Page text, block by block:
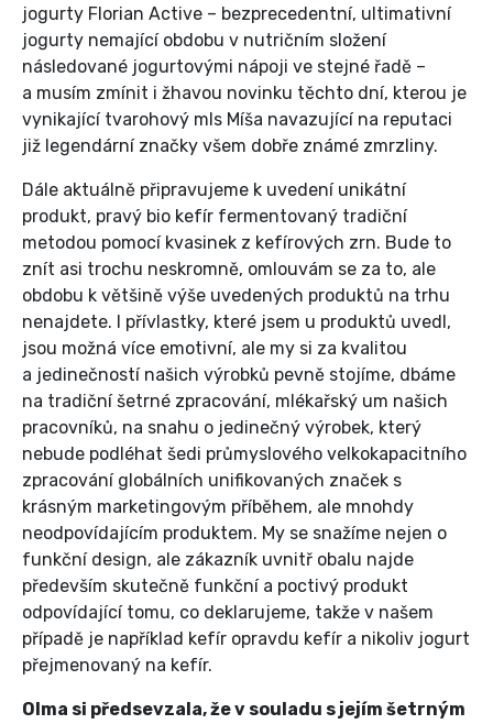
jogurty Florian Active – bezprecedentní, ultimativní
jogurty nemající obdobu v nutričním složení
následované jogurtovými nápoji ve stejné řadě –
a musím zmínit i žhavou novinku těchto dní, kterou je
vynikající tvarohový mls Míša navazující na reputaci
již legendární značky všem dobře známé zmrzliny.
Dále aktuálně připravujeme k uvedení unikátní
produkt, pravý bio kefír fermentovaný tradiční
metodou pomocí kvasinek z kefírových zrn. Bude to
znít asi trochu neskromně, omlouvám se za to, ale
obdobu k většině výše uvedených produktů na trhu
nenajdete. I přívlastky, které jsem u produktů uvedl,
jsou možná více emotivní, ale my si za kvalitou
a jedinečností našich výrobků pevně stojíme, dbáme
na tradiční šetrné zpracování, mlékařský um našich
pracovníků, na snahu o jedinečný výrobek, který
nebude podléhat šedi průmyslového velkokapacitního
zpracování globálních unifikovaných značek s
krásným marketingovým příběhem, ale mnohdy
neodpovídajícím produktem. My se snažíme nejen o
funkční design, ale zákazník uvnitř obalu najde
především skutečně funkční a poctivý produkt
odpovídající tomu, co deklarujeme, takže v našem
případě je například kefír opravdu kefír a nikoliv jogurt
přejmenovaný na kefír.
Olma si předsevzala, že v souladu s jejím šetrným